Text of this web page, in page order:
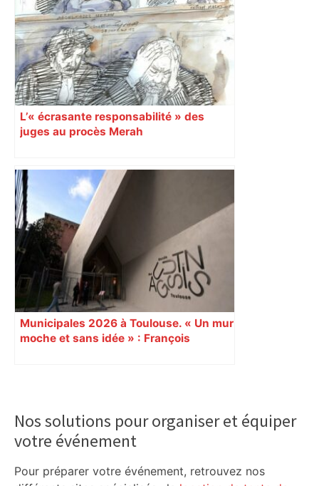
nouveau stratège du groupe ? – Actu.fr
L’« écrasante responsabilité » des
juges au procès Merah
Municipales 2026 à Toulouse. « Un mur
moche et sans idée » : François
Sidebar
Nos solutions pour organiser et équiper
votre événement
Pour préparer votre événement, retrouvez nos